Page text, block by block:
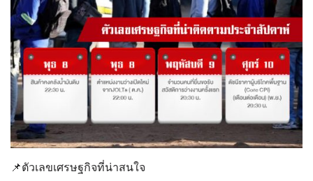
📌ตัวเลขเศรษฐกิจที่น่าสนใจ